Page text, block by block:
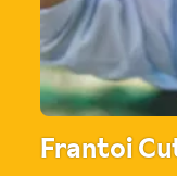
Frantoi